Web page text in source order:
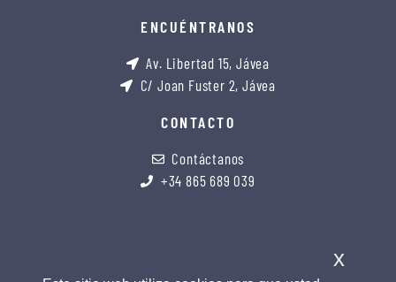
ENCUÉNTRANOS
Av. Libertad 15, Jávea
C/ Joan Fuster 2, Jávea
CONTACTO
Contáctanos
+34 865 689 039
x